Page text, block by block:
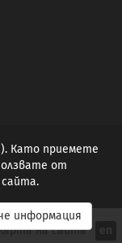
на сайта
Като приемете
от
информация